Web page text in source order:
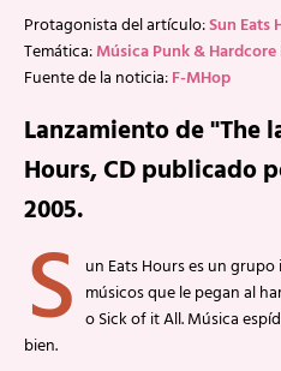
Protagonista del artículo:Sun Eats
Temática:Música Punk & Hardcore
Fuente de la noticia:F-MHop
Lanzamiento de "The
Hours, CD publicado
2005.
S un Eats Hours es un
músicos que le pegan al
o Sick of it All. Música
bien.